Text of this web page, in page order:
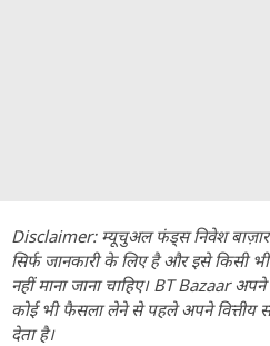
Disclaimer: म्यूचुअल फंड्स निवेश
सिर्फ जानकारी के लिए है और इसे किसी
नहीं माना जाना चाहिए। BT Bazaar
कोई भी फैसला लेने से पहले अपने वित्तीय
देता है।